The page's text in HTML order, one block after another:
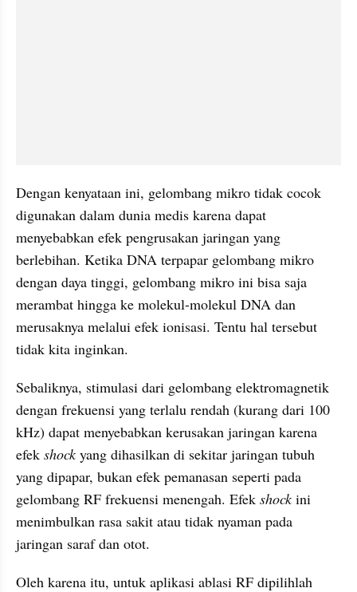
Dengan kenyataan ini, gelombang mikro tidak cocok
digunakan dalam dunia medis karena dapat
menyebabkan efek pengrusakan jaringan yang
berlebihan. Ketika DNA terpapar gelombang mikro
dengan daya tinggi, gelombang mikro ini bisa saja
merambat hingga ke molekul-molekul DNA dan
merusaknya melalui efek ionisasi. Tentu hal tersebut
tidak kita inginkan.
Sebaliknya, stimulasi dari gelombang elektromagnetik
dengan frekuensi yang terlalu rendah (kurang dari 100
kHz) dapat menyebabkan kerusakan jaringan karena
efek shock yang dihasilkan di sekitar jaringan tubuh
yang dipapar, bukan efek pemanasan seperti pada
gelombang RF frekuensi menengah. Efek shock ini
menimbulkan rasa sakit atau tidak nyaman pada
jaringan saraf dan otot.
Oleh karena itu, untuk aplikasi ablasi RF dipilihlah